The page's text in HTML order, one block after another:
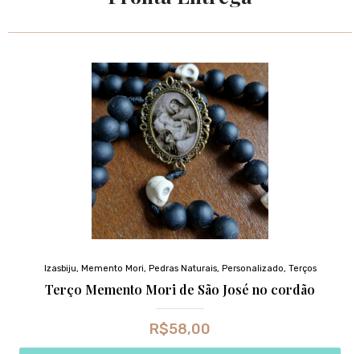
Izasbiju, Memento Mori, Pedras Naturais, Personalizado, Terços
Terço Memento Mori de São José no cordão
R$58,00